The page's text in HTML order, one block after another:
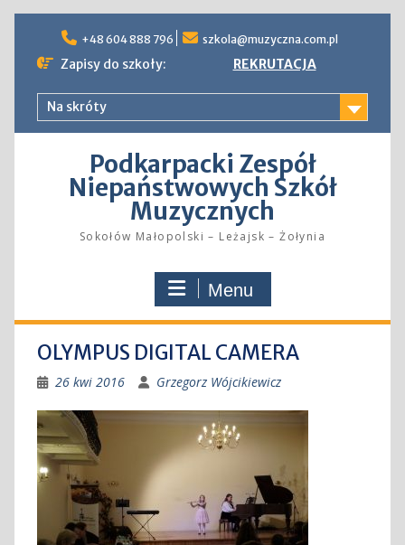
content
+48 604 888 796 szkola@muzyczna.com.pl
Zapisy do szkoły: REKRUTACJA
Na skróty
Podkarpacki Zespół
Niepaństwowych Szkół
Muzycznych
Sokołów Małopolski – Leżajsk – Żołynia
Menu
OLYMPUS DIGITAL CAMERA
26 kwi 2016 Grzegorz Wójcikiewicz